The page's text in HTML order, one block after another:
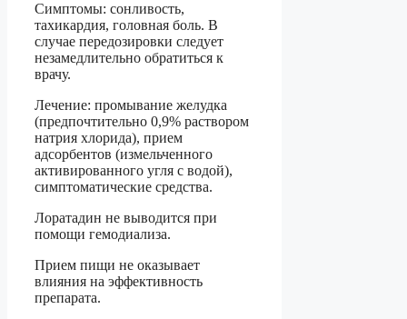
Симптомы: сонливость,
тахикардия, головная боль. В
случае передозировки следует
незамедлительно обратиться к
врачу.
Лечение: промывание желудка
(предпочтительно 0,9% раствором
натрия хлорида), прием
адсорбентов (измельченного
активированного угля с водой),
симптоматические средства.
Лоратадин не выводится при
помощи гемодиализа.
Прием пищи не оказывает
влияния на эффективность
препарата.